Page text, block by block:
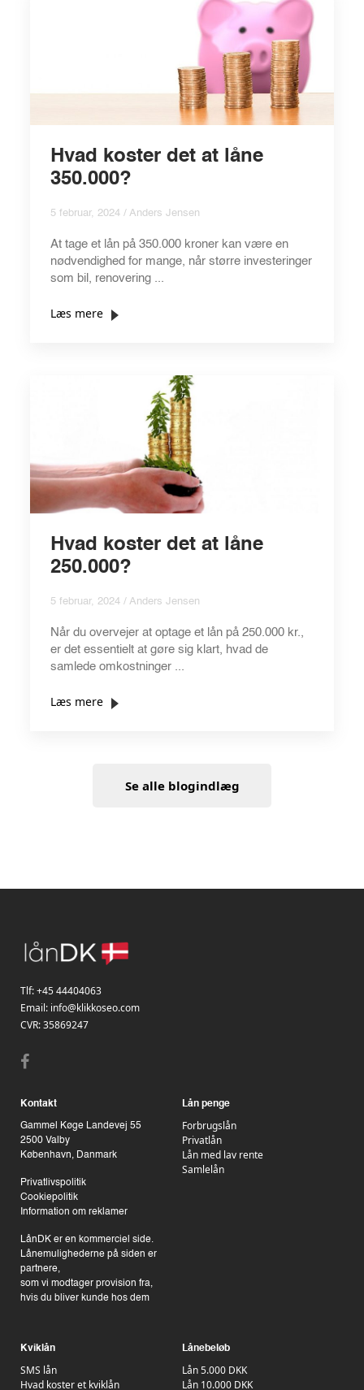
Hvad koster det at låne
350.000?
5 februar, 2024 / Anders Jensen
At tage et lån på 350.000 kroner kan være en
nødvendighed for mange, når større investeringer
som bil, renovering ...
Læs mere
Hvad koster det at låne
250.000?
5 februar, 2024 / Anders Jensen
Når du overvejer at optage et lån på 250.000 kr.,
er det essentielt at gøre sig klart, hvad de
samlede omkostninger ...
Læs mere
Se alle blogindlæg
Tlf:+45 44404063
Email: info@klikkoseo.com
CVR: 35869247
Kontakt
Gammel Køge Landevej 55
2500 Valby
København, Danmark
Privatlivspolitik
Cookiepolitik
Information om reklamer
LånDK er en kommerciel side.
Lånemulighederne på siden er
partnere,
som vi modtager provision fra,
hvis du bliver kunde hos dem
Lån penge
Forbrugslån
Privatlån
Lån med lav rente
Samlelån
Kviklån
SMS lån
Hvad koster et kviklån
Lånebeløb
Lån 5.000 DKK
Lån 10.000 DKK